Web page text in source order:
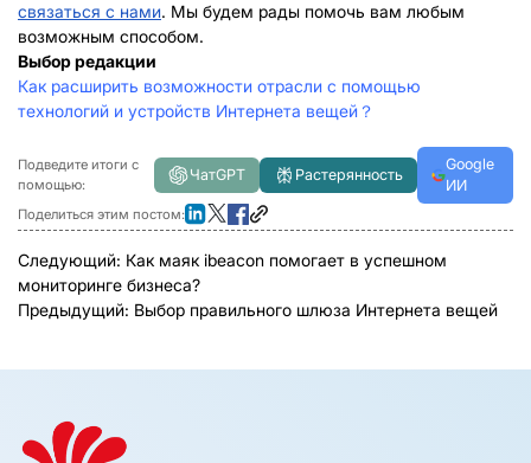
связаться с нами. Мы будем рады помочь вам любым
возможным способом.
Выбор редакции
Как расширить возможности отрасли с помощью
технологий и устройств Интернета вещей？
Подведите итоги с
помощью:
ЧатGPT Растерянность
Google
ИИ
Поделиться этим постом:
Следующий: Как маяк ibeacon помогает в успешном
мониторинге бизнеса?
Предыдущий: Выбор правильного шлюза Интернета вещей